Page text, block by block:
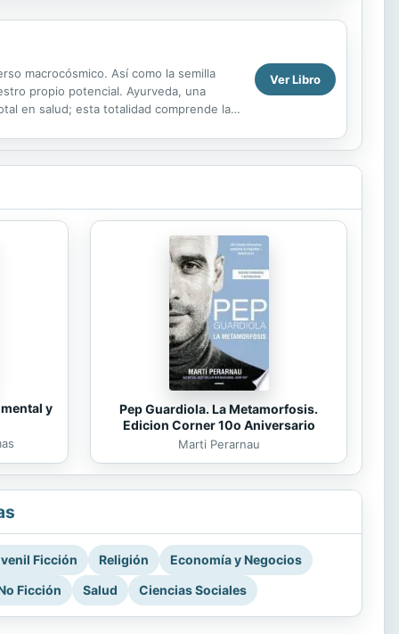
macrocósmico. Así como la semilla
propio potencial. Ayurveda, una
en salud; esta totalidad comprende la
Ver Libro
y
Pep Guardiola. La Metamorfosis.
Edicion Corner 10o Aniversario
Marti Perarnau
Ficción Religión
Economía y Negocios
Ficción
Salud Ciencias Sociales